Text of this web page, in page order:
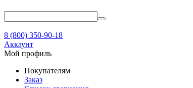
8 (800) 350-90-18
Аккаунт
Мой профиль
Покупателям
Заказ